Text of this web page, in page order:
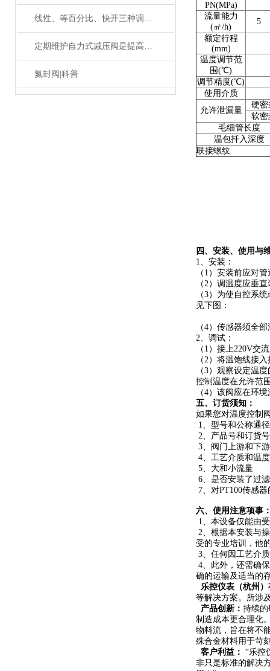
线性、等百分比、快开三种调节阀流量特性的区别
定期维护自力式减压阀是提高系统稳定性的关键
氮封阀|科普
PN(MPa)
流量能力
(㎡/h)
5
额定行程
(mm)
温度调节范
围(℃)
调节精度(℃)
使用介质
允许泄漏量
硬密
软密
毛细管长度
温包扦入深度
联接螺纹
四、安装、使用与
1、安装：
（1）安装前应对
（2）调温度应垂
（3）为使自控系
见下图：
（4）传感器须全
2、调试：
（1）接上220V交
（2）将温饱线接
（3）观察设定温
控制温度在允许范
（4）该阀应在环
五、 订货须知：
如果您对温度控制
1、型号和公称通径
2、产品号和订货
3、阀门上游和下
4、工艺介质和温度
5、大和小流量
6、是否安装了过
7、对PT100传感
六、使用注意项事
1、本设备仅能由
2、根据本安装与
受的专业培训，他
3、任何因工艺介
4、此外，还需确
确的运输及适当的
乐控仪表（杭州
等解决方案。所涉
产品创新： 持续
制造成本更合理化
物料流，旨在将不
殊合金材料用于苛
客户利益： “乐控
非只是标准的解决